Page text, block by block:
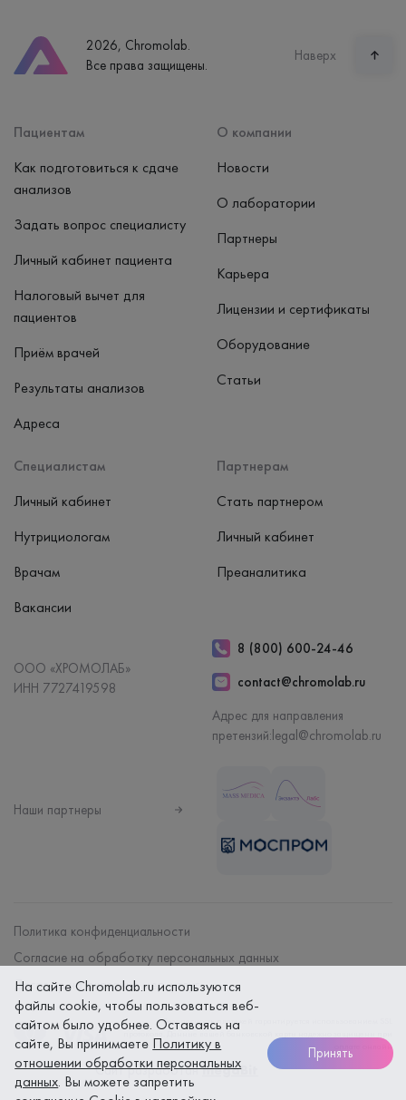
Часы работы
пн-вс: 7:30-15:00
2026, Chromolab.
Все права защищены.
Наверх
Пациентам
Как подготовиться к сдаче
анализов
Задать вопрос специалисту
Личный кабинет пациента
Налоговый вычет для
пациентов
Приём врачей
Результаты анализов
Адреса
Специалистам
Личный кабинет
Нутрициологам
Врачам
Вакансии
Партнерам
Стать партнером
Личный кабинет
Преаналитика
О компании
Новости
О лаборатории
Партнеры
Карьера
Лицензии и сертификаты
Оборудование
Статьи
ООО «ХРОМОЛАБ»
ИНН 7727419598
8 (800) 600-24-46
contact@chromolab.ru
Адрес для направления
претензий:legal@chromolab.ru
Наши партнеры
Политика конфиденциальности
Согласие на обработку персональных данных
Договор на оказание мед. услуг
Безопасность платежей гарантируется использованием SSL
протокола. Данные вашей банковской карты надежно защищены при
оплате онлайн
Сайт разработанmegaBit
На сайте Chromolab.ru используются
файлы cookie, чтобы пользоваться веб-
сайтом было удобнее. Оставаясь на
сайте, Вы принимаете Политику в
отношении обработки персональных
данных. Вы можете запретить
Принять